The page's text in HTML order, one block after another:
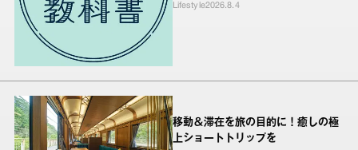
Lifestyle2026.8.4
移動＆滞在を旅の目的に！癒しの極
上ショートトリップを